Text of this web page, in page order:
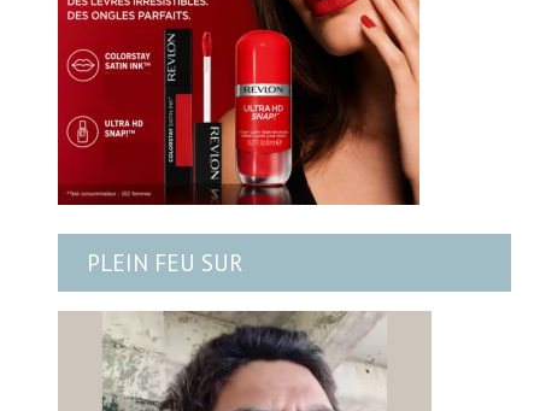
PLEIN FEU SUR